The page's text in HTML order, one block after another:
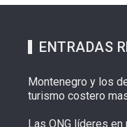
ENTRADAS
Montenegro y los
turismo costero
Las ONG líderes